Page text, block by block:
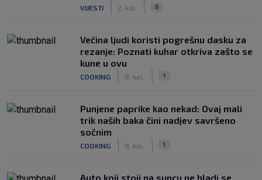
VIJESTI 2. kol. 8
Većina ljudi koristi pogrešnu dasku za
rezanje: Poznati kuhar otkriva zašto se
kune u ovu
COOKING 8. kol. 1
Punjene paprike kao nekad: Ovaj mali
trik naših baka čini nadjev savršeno
sočnim
COOKING 8. kol. 1
Auto koji stoji na suncu ne hladi se